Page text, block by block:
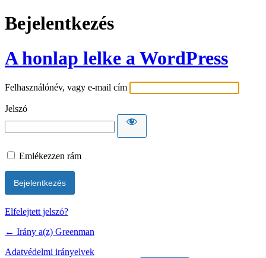
Bejelentkezés
A honlap lelke a WordPress
Felhasználónév, vagy e-mail cím
Jelszó
Emlékezzen rám
Elfelejtett jelszó?
← Irány a(z) Greenman
Adatvédelmi irányelvek